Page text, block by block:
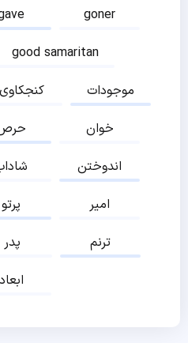
goner
good samaritan
کنجکاوی
موجودات
خوان
اندوختن
پرتو
امیر
پدر
ترنم
ابعاد